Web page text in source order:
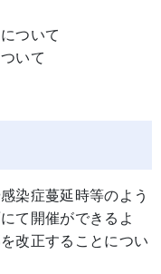
ついて
いて
染症蔓延時等のよう
て開催ができるよ
改正することについ